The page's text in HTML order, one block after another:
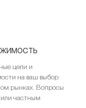
цели и
на ваш выбор:
рынках. Вопросы
частным